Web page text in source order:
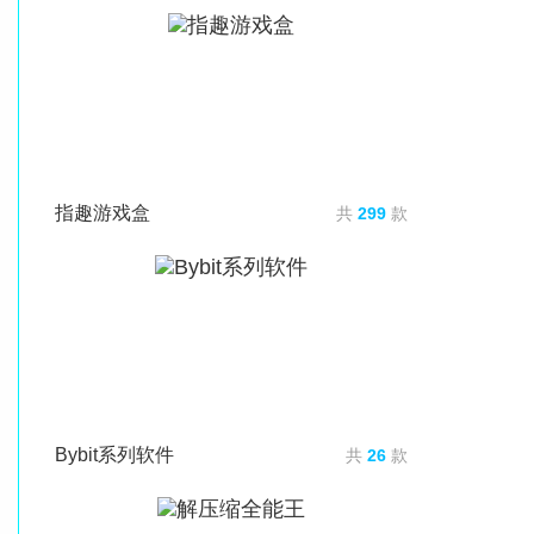
指趣游戏盒 共 299 款
Bybit系列软件 共 26 款